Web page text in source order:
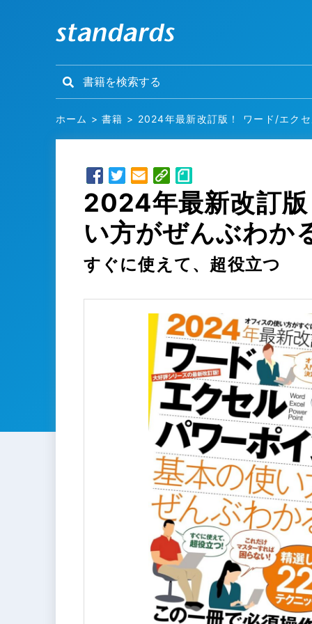
ホーム >書籍 > 2024年最新改訂版！ ワード/エク
2024年最新改訂
い方がぜんぶわか
すぐに使えて、超役立つ